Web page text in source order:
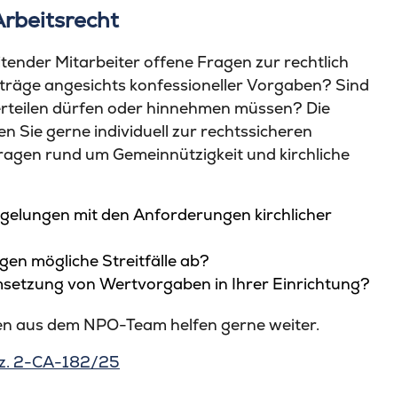
Mitarbeiter offene Fragen zur rechtlich
angesichts konfessioneller Vorgaben? Sind
dürfen oder hinnehmen müssen? Die
Sie gerne individuell zur rechtssicheren
rund um Gemeinnützigkeit und kirchliche
mit den Anforderungen kirchlicher
mögliche Streitfälle ab?
von Wertvorgaben in Ihrer Einrichtung?
aus dem NPO-Team helfen gerne weiter.
2-CA-182/25